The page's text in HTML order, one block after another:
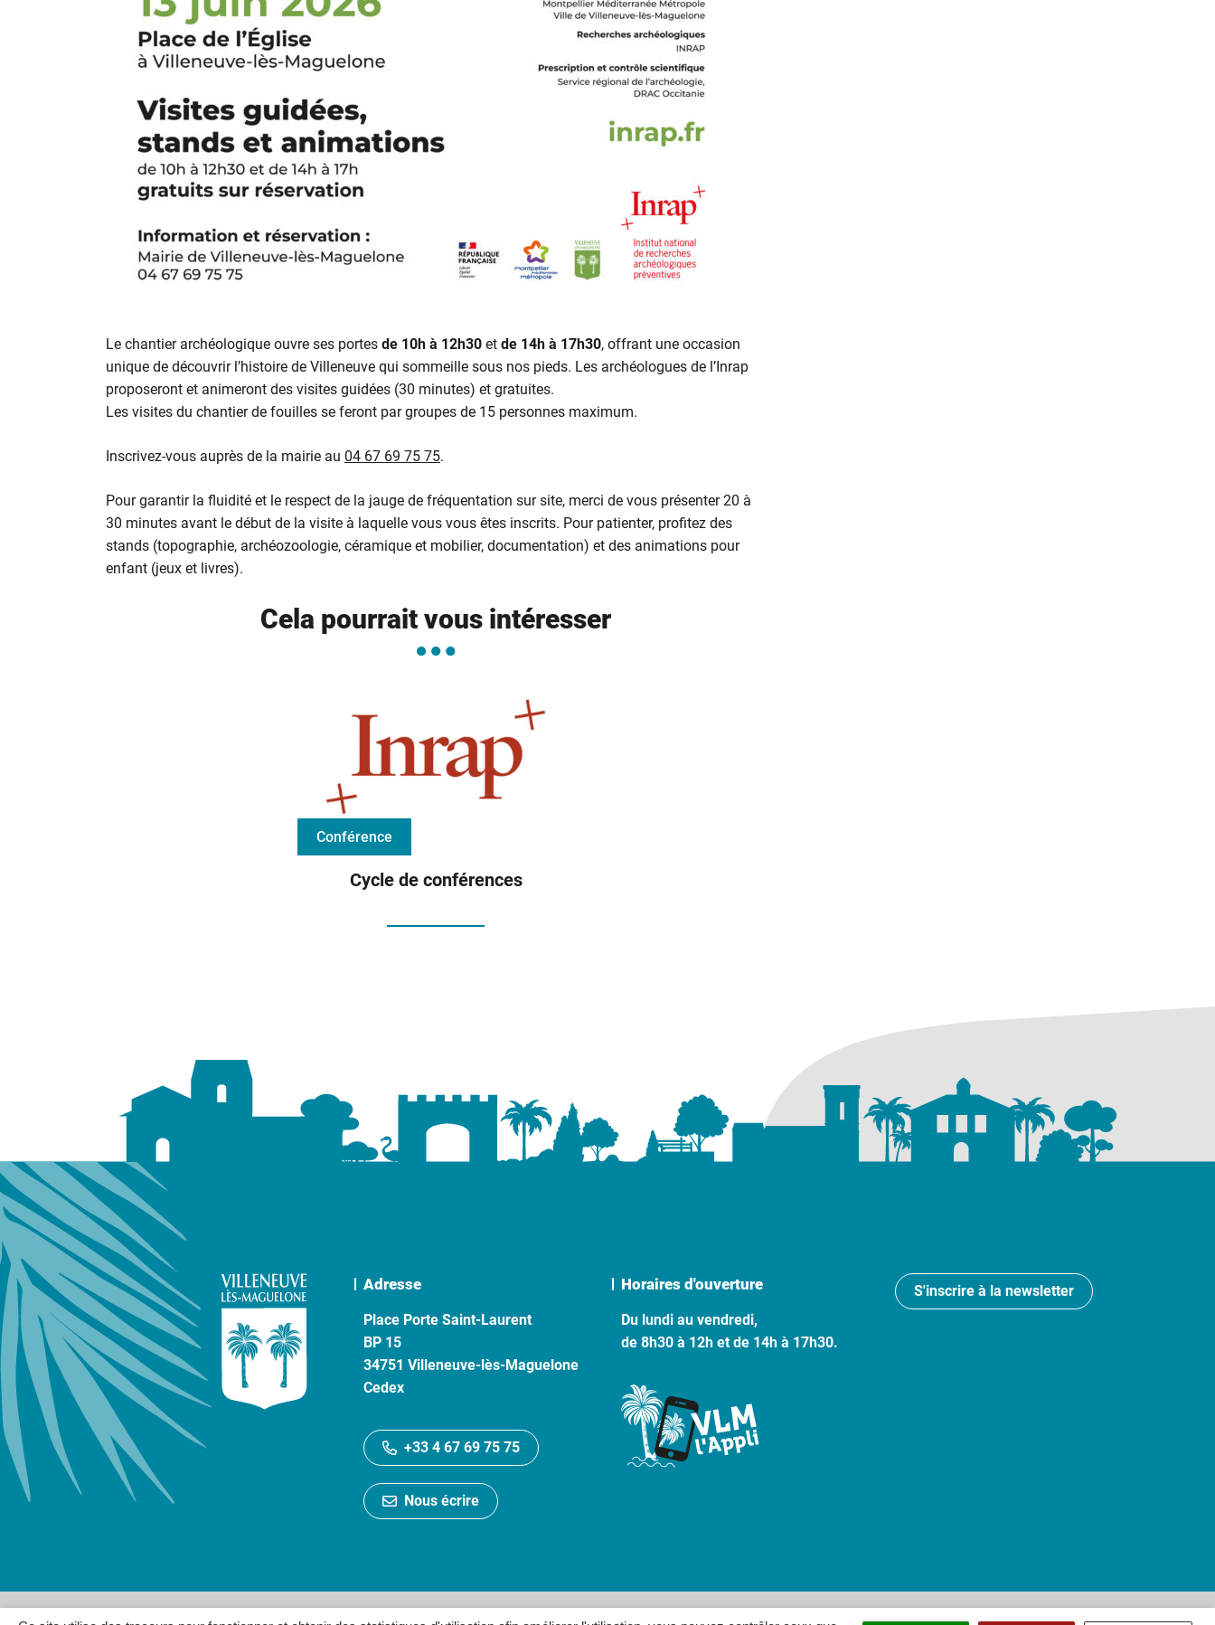
Le chantier archéologique ouvre ses portes de 10h à 12h30 et de 14h à 17h30, offrant une occasion
unique de découvrir l’histoire de Villeneuve qui sommeille sous nos pieds. Les archéologues de l’Inrap
proposeront et animeront des visites guidées (30 minutes) et gratuites.
Les visites du chantier de fouilles se feront par groupes de 15 personnes maximum.
Inscrivez-vous auprès de la mairie au 04 67 69 75 75.
Pour garantir la fluidité et le respect de la jauge de fréquentation sur site, merci de vous présenter 20 à
30 minutes avant le début de la visite à laquelle vous vous êtes inscrits. Pour patienter, profitez des
stands (topographie, archéozoologie, céramique et mobilier, documentation) et des animations pour
enfant (jeux et livres).
Cela pourrait vous intéresser
Conférence
Cycle de conférences
Adresse
Place Porte Saint-Laurent
BP 15
34751 Villeneuve-lès-Maguelone
Cedex
+33 4 67 69 75 75
Nous écrire
Horaires d'ouverture
Du lundi au vendredi,
de 8h30 à 12h et de 14h à 17h30.
S'inscrire à la newsletter